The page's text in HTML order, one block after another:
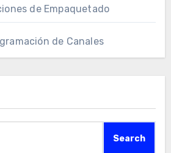
de Empaquetado
de Canales